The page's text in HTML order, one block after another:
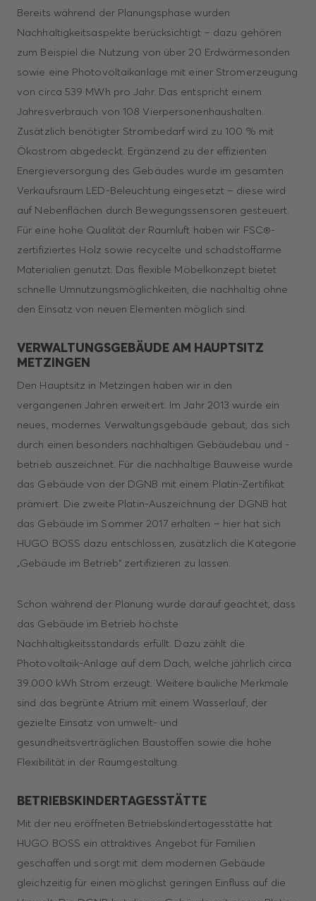
Bereits während der Planungsphase wurden
Nachhaltigkeitsaspekte berücksichtigt – dazu gehören
zum Beispiel die Nutzung von über 20 Erdwärmesonden
sowie eine Photovoltaikanlage mit einer Stromerzeugung
von circa 539 MWh pro Jahr. Das entspricht einem
Jahresverbrauch von 108 Vierpersonenhaushalten.
Zusätzlich benötigter Strombedarf wird zu 100 % mit
Ökostrom abgedeckt. Ergänzend zu der effizienten
Energieversorgung des Gebäudes wurde im gesamten
Verkaufsraum LED-Beleuchtung eingesetzt – diese wird
auf Nebenflächen durch Bewegungssensoren gesteuert.
Für eine hohe Qualität der Raumluft haben wir FSC®-
zertifiziertes Holz sowie recycelte und schadstoffarme
Materialien genutzt. Das flexible Möbelkonzept bietet
schnelle Umnutzungsmöglichkeiten, die nachhaltig ohne
den Einsatz von neuen Elementen möglich sind.
VERWALTUNGSGEBÄUDE AM HAUPTSITZ
METZINGEN
Den Hauptsitz in Metzingen haben wir in den
vergangenen Jahren erweitert. Im Jahr 2013 wurde ein
neues, modernes Verwaltungsgebäude gebaut, das sich
durch einen besonders nachhaltigen Gebäudebau und -
betrieb auszeichnet. Für die nachhaltige Bauweise wurde
das Gebäude von der DGNB mit einem Platin-Zertifikat
prämiert. Die zweite Platin-Auszeichnung der DGNB hat
das Gebäude im Sommer 2017 erhalten – hier hat sich
HUGO BOSS dazu entschlossen, zusätzlich die Kategorie
„Gebäude im Betrieb“ zertifizieren zu lassen.
Schon während der Planung wurde darauf geachtet, dass
das Gebäude im Betrieb höchste
Nachhaltigkeitsstandards erfüllt. Dazu zählt die
Photovoltaik-Anlage auf dem Dach, welche jährlich circa
39.000 kWh Strom erzeugt. Weitere bauliche Merkmale
sind das begrünte Atrium mit einem Wasserlauf, der
gezielte Einsatz von umwelt- und
gesundheitsverträglichen Baustoffen sowie die hohe
Flexibilität in der Raumgestaltung.
BETRIEBSKINDERTAGESSTÄTTE
Mit der neu eröffneten Betriebskindertagesstätte hat
HUGO BOSS ein attraktives Angebot für Familien
geschaffen und sorgt mit dem modernen Gebäude
gleichzeitig für einen möglichst geringen Einfluss auf die